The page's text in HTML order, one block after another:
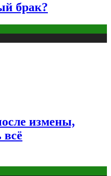
брак?
измены,